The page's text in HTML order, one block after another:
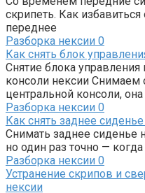
скрипеть. Как
переднее
Разборка нексии 0
Как снять блок
Снятие блока
консоли нексии
центральной консоли, она
Разборка нексии 0
Как снять заднее
Снимать заднее сиденье
но один раз точно —
Разборка нексии 0
Устранение скрипов и
нексии